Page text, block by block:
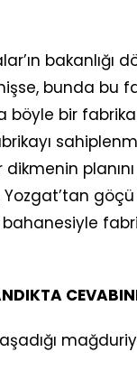
bunda bu
böyle bir